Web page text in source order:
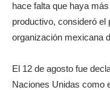
hace falta que haya
productivo, consideró el
organización mexicana
El 12 de agosto fue
Naciones Unidas como